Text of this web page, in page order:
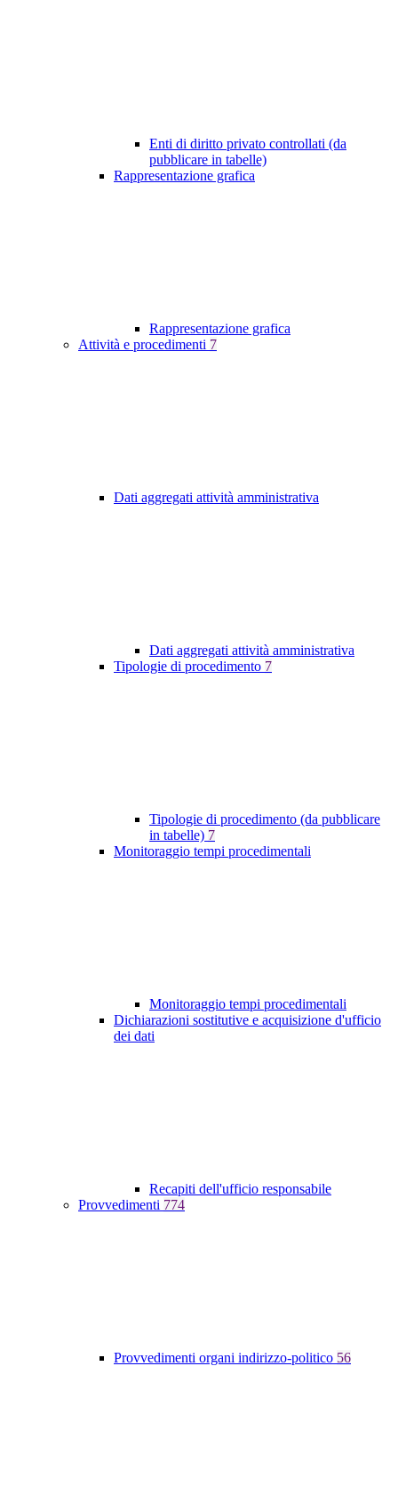
Enti di diritto privato controllati (da
pubblicare in tabelle)
Rappresentazione grafica
Rappresentazione grafica
Attività e procedimenti 7
Dati aggregati attività amministrativa
Dati aggregati attività amministrativa
Tipologie di procedimento 7
Tipologie di procedimento (da pubblicare
in tabelle) 7
Monitoraggio tempi procedimentali
Monitoraggio tempi procedimentali
Dichiarazioni sostitutive e acquisizione d'ufficio
dei dati
Recapiti dell'ufficio responsabile
Provvedimenti 774
Provvedimenti organi indirizzo-politico 56